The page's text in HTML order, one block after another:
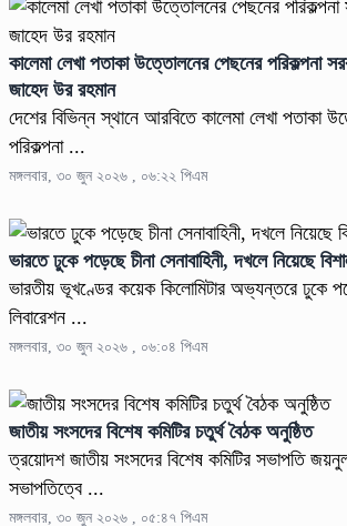
কালেমা লেখা পতাকা উত্তোলনের পেছনের পরিকল্পনা
জাহেদ উর রহমান
দেশের বিভিন্ন স্থানে আরবিতে কালেমা লেখা পতাকা
পরিকল্পনা ...
মঙ্গলবার, ৩০ জুন ২০২৬ , ০৬:২২ পিএম
ভারতে ঢুকে পড়েছে চীনা সেনাবাহিনী, দখলে নিয়েছে
ভারতীয় ভূখণ্ডের কয়েক কিলোমিটার অভ্যন্তরে ঢুকে
লিবারেশন ...
মঙ্গলবার, ৩০ জুন ২০২৬ , ০৬:০৪ পিএম
জাতীয় সংসদের বিশেষ কমিটির চতুর্থ বৈঠক অনুষ্ঠিত
ত্রয়োদশ জাতীয় সংসদের বিশেষ কমিটির সভাপতি
সভাপতিত্বে ...
মঙ্গলবার, ৩০ জুন ২০২৬ , ০৫:৪৭ পিএম